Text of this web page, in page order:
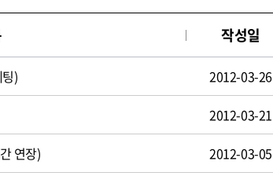
작성일
) 2012-03-26
2012-03-21
연장) 2012-03-05